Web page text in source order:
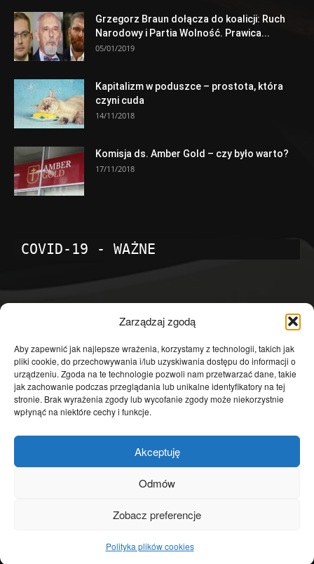
Zarządzaj zgodą
Aby zapewnić jak najlepsze wrażenia, korzystamy z technologii, takich jak
pliki cookie, do przechowywania i/lub uzyskiwania dostępu do informacji o
urządzeniu. Zgoda na te technologie pozwoli nam przetwarzać dane, takie
jak zachowanie podczas przeglądania lub unikalne identyfikatory na tej
stronie. Brak wyrażenia zgody lub wycofanie zgody może niekorzystnie
wpłynąć na niektóre cechy i funkcje.
Akceptuję
Odmów
Zobacz preferencje
Polityka plików cookies
Grzegorz Braun dołącza do koalicji: Ruch
Narodowy i Partia Wolność. Prawica...
05/01/2019
Kapitalizm w poduszce – prostota, która
czyni cuda
14/11/2018
Komisja ds. Amber Gold – czy było warto?
17/11/2018
COVID-19 - WAŻNE
Temat dnia
4601
Publicystyka
4363
Polityka
3639
Polska
Społeczeństwo
2823